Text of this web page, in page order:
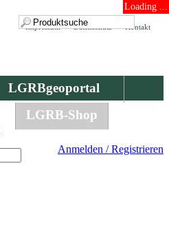
Loading ...
Kontakt
Datenschutz
Impressum
LGRBgeoportal
LGRB-Shop
Anmelden / Registrieren